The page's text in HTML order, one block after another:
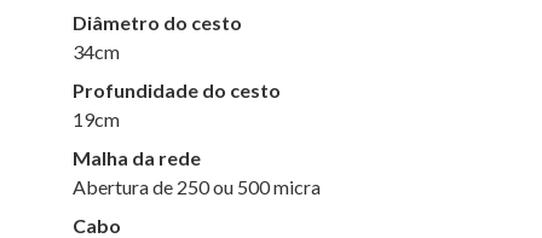
Diâmetro do cesto
34cm
Profundidade do cesto
19cm
Malha da rede
Abertura de 250 ou 500 micra
Cabo